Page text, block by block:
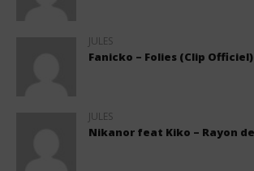
JULES
Fanicko – Folies (Clip Officiel)
JULES
Nikanor feat Kiko – Rayon